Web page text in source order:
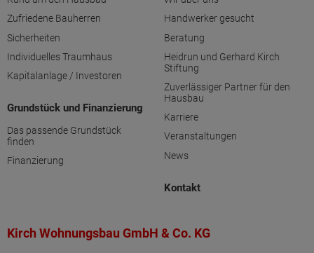
Zufriedene Bauherren
Sicherheiten
Individuelles Traumhaus
Kapitalanlage / Investoren
Grundstück und Finanzierung
Das passende Grundstück
finden
Finanzierung
Handwerker gesucht
Beratung
Heidrun und Gerhard Kirch
Stiftung
Zuverlässiger Partner für den
Hausbau
Karriere
Veranstaltungen
News
Kontakt
Kirch Wohnungsbau GmbH & Co. KG